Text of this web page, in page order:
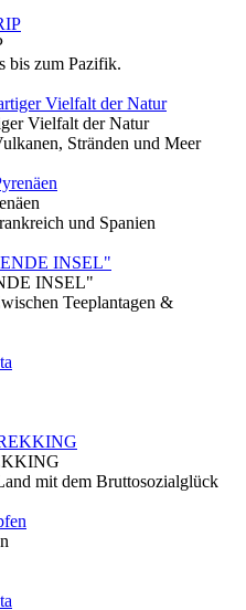
bis zum Pazifik.
Vielfalt der Natur
Stränden und Meer
und Spanien
INSEL"
Teeplantagen &
mit dem Bruttosozialglück